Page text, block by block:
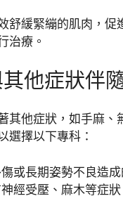
舒緩緊繃的肌肉，促
治療。
他症狀伴
其他症狀，如手麻
選擇以下專科：
傷或長期姿勢不良造
神經受壓、麻木等症